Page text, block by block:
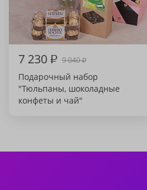
7 230₽ 9 040₽
Подарочный набор
"Тюльпаны, шоколадные
конфеты и чай"